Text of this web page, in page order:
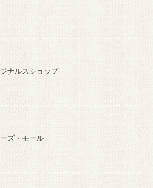
ナルスショップ
ズ・モール